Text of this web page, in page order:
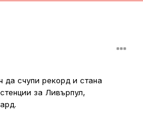
да счупи рекорд и стана
за Ливърпул,